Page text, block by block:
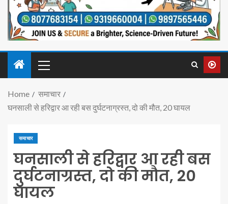
Home
समाचार
घनसाली से हरिद्वार आ रही बस दुर्घटनाग्रस्त, दो की मौत, 20 घायल
समाचार
घनसाली से हरिद्वार आ रही बस
दुर्घटनाग्रस्त, दो की मौत, 20
घायल